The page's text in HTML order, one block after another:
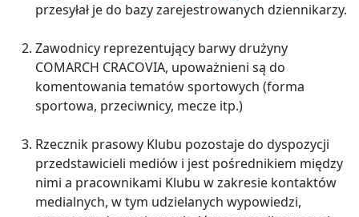
przesyłał je do bazy zarejestrowanych dziennikarzy.
Zawodnicy reprezentujący barwy drużyny
COMARCH CRACOVIA, upoważnieni są do
komentowania tematów sportowych (forma
sportowa, przeciwnicy, mecze itp.)
Rzecznik prasowy Klubu pozostaje do dyspozycji
przedstawicieli mediów i jest pośrednikiem między
nimi a pracownikami Klubu w zakresie kontaktów
medialnych, w tym udzielanych wypowiedzi,